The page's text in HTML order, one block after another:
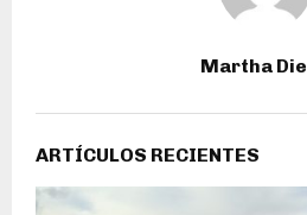
Martha
ARTÍCULOS RECIENTES